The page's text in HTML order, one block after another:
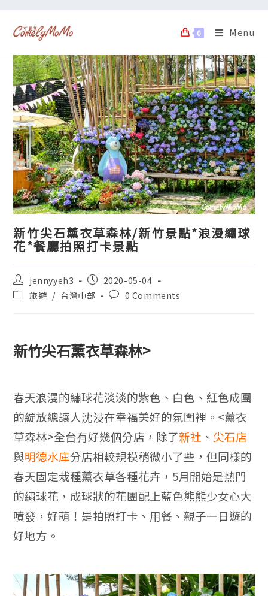
0 Menu
新竹尖石薰衣草森林/新竹景點*浪漫繡球
花*餐廳拍照打卡景點
jennyyeh3
2020-05-04
旅遊 / 台灣中部 0 Comments
新竹尖石薰衣草森林>
春天浪漫的繡球花淡淡的紫色、白色、紅色成團
的綻放總讓人沈浸在幸福美好的氛圍裡。 <薰衣
草森林>全台有好幾個分店，除了新社 、 尖石店
與明德水庫分店相較規模稍微小了些，但同樣的
春天固定栽種薰衣草各種花卉，5月開始是熱門
的繡球花，成球狀的花團配上藍色熊熊少女心大
噴發，好萌！是拍照打卡、用餐、親子一日遊的
好地方。